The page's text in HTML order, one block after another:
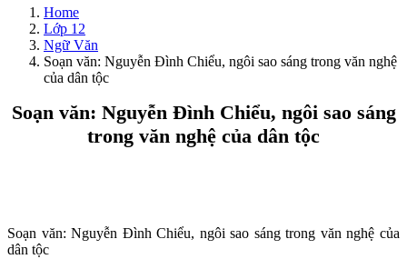
Home
Lớp 12
Ngữ Văn
Soạn văn: Nguyễn Đình Chiểu, ngôi sao sáng trong văn nghệ
của dân tộc
Soạn văn: Nguyễn Đình Chiểu, ngôi sao sáng
trong văn nghệ của dân tộc
Soạn văn: Nguyễn Đình Chiểu, ngôi sao sáng trong văn nghệ của
dân tộc